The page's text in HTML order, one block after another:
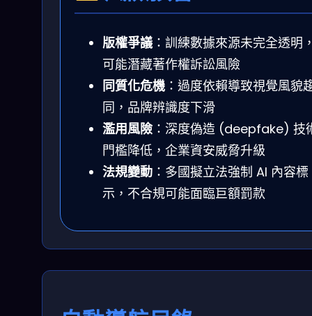
版權爭議 ：訓練數據來源未完全透明
可能潛藏著作權訴訟風險
同質化危機 ：過度依賴導致視覺風貌
同，品牌辨識度下滑
濫用風險 ：深度偽造 (deepfake) 技
門檻降低，企業資安威脅升級
法規變動 ：多國擬立法強制 AI 內容標
示，不合規可能面臨巨額罰款